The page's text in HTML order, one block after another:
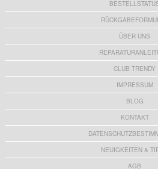
ÜBER UNS
CLUB TRENDY
IMPRESSUM
BLOG
KONTAKT
NEUIGKEITEN &
AGB